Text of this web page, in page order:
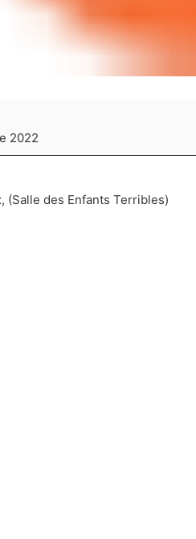
2022
(Salle des Enfants Terribles)